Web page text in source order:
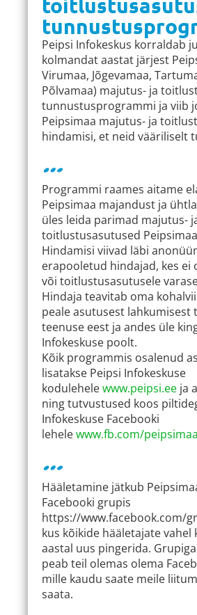
Peipsi Infokeskus korraldab
kolmandat aastat järjest
Virumaa, Jõgevamaa,
Põlvamaa) majutus- ja
tunnustusprogrammi ja viib
Peipsimaa majutus- ja
hindamisi, et neid vääriliselt
…
Programmi raames aitame
Peipsimaa majandust ja
üles leida parimad majutus-
toitlustusasutused
Hindamisi viivad läbi
erapooletud hindajad, kes ei
või toitlustusasutusele
Hindaja teavitab oma
peale asutusest lahkumisest
teenuse eest ja andes üle
Infokeskuse poolt.
Kõik programmis osalenud
lisatakse Peipsi Infokeskuse
kodulehelewww.peipsi.ee ja
ning tutvustused koos
Infokeskuse Facebooki
lehelewww.fb.com/peipsimaa
…
Hääletamine jätkub
Facebooki grupis
https://www.facebook.com/
kus kõikide hääletajate vahel
aastal uus pingerida.
peab teil olemas olema
mille kaudu saate meile
saata.